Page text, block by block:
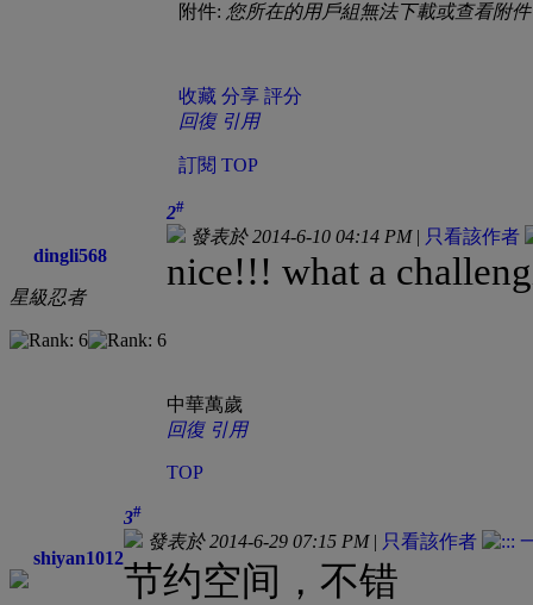
附件: 您所在的用戶組無法下載或查看附件
收藏 分享 評分
回復 引用
訂閱 TOP
dingli568
星級忍者
2#
發表於 2014-6-10 04:14 PM| 只看該作者
nice!!! what a
中華萬歲
回復 引用
TOP
shiyan1012
3#
發表於 2014-6-29 07:15 PM| 只看該作者
节约空间，不错